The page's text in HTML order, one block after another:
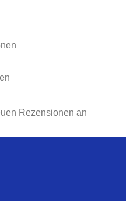
Rezensionen an